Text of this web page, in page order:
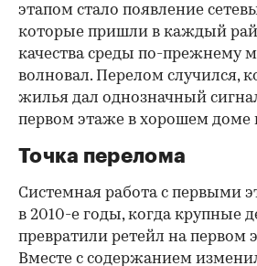
этапом стало появление
которые пришли в каждый
качества среды по-прежнему
волновал. Перелом случился,
жилья дал однозначный
первом этаже в хорошем доме
Точка перелома
Системная работа с первыми
в 2010-е годы, когда крупные
превратили ретейл на первом
Вместе с содержанием